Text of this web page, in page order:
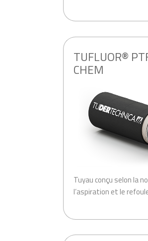
TUFLUOR®
CHEM
Tuyau conçu selon la
l’aspiration et le